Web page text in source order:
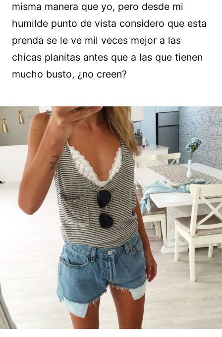
misma manera que yo, pero desde mi
humilde punto de vista considero que esta
prenda se le ve mil veces mejor a las
chicas planitas antes que a las que tienen
mucho busto, ¿no creen?